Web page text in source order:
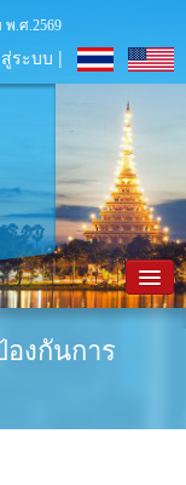
พ.ศ.2569
ระบบ |
งกันการ